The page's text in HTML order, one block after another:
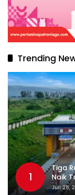
Trending
1
Tiga
Naik
Juli 28,